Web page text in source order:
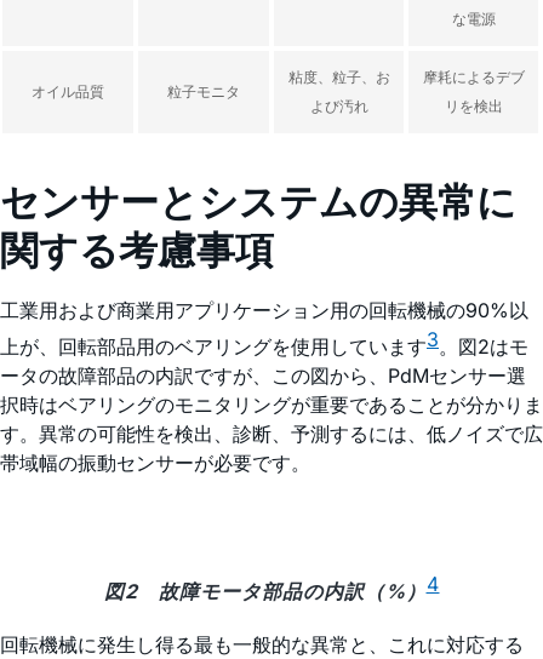
な電源
オイル品質 粒子モニタ
粘度、粒子、お
よび汚れ
摩耗によるデブ
リを検出
センサーとシステムの異常に
関する考慮事項
工業用および商業用アプリケーション用の回転機械の90%以
上が、回転部品用のベアリングを使用しています3。図2はモ
ータの故障部品の内訳ですが、この図から、PdMセンサー選
択時はベアリングのモニタリングが重要であることが分かりま
す。異常の可能性を検出、診断、予測するには、低ノイズで広
帯域幅の振動センサーが必要です。
図2 故障モータ部品の内訳（%）4
回転機械に発生し得る最も一般的な異常と、これに対応する